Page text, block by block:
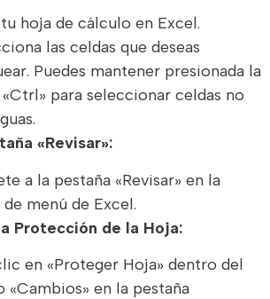
hoja de cálculo en Excel.
las celdas que deseas
Puedes mantener presionada la
para seleccionar celdas no
«Revisar»:
a la pestaña «Revisar» en la
de menú de Excel.
Protección de la Hoja:
en «Proteger Hoja» dentro del
«Cambios» en la pestaña